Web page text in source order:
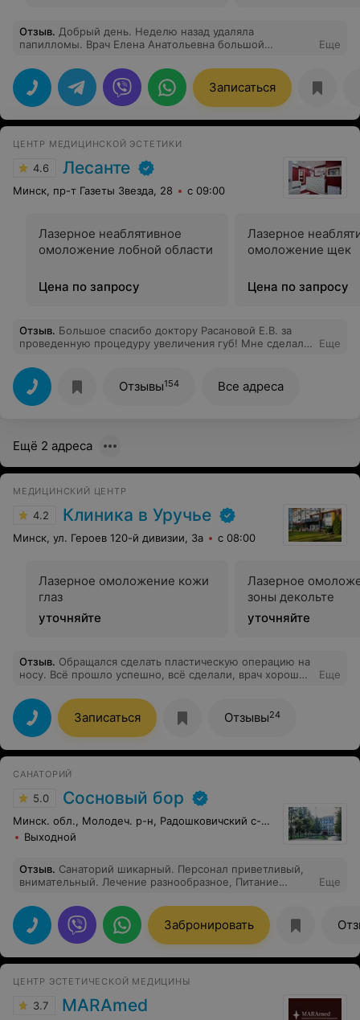
Отзыв. Добрый день. Неделю назад удаляла
папилломы. Врач Елена Анатольевна большой
уходу после удаления. Все замечательно
заживает.Очень милая и душевная женщина!!!!
Огромное Вам - спасибо. Удачи!!!!!
Еще
Записаться
ЦЕНТР МЕДИЦИНСКОЙ ЭСТЕТИКИ
4.6 Лесанте
Минск, пр-т Газеты Звезда, 28 с 09:00
Лазерное неаблятивное
омоложение лобной области
Цена по запросу
Лазерное
омоложение щек
Цена по запросу
Отзыв. Большое спасибо доктору Расановой Е.В. за
проведенную процедуру увеличения губ! Мне сделали
Я очень рада, что попала в ваши профессиональные
руки! Теперь только к Вам!
Еще
Отзывы154 Все адреса
Ещё 2 адреса
МЕДИЦИНСКИЙ ЦЕНТР
4.2 Клиника в Уручье
Минск, ул. Героев 120-й дивизии, 3а с 08:00
Лазерное омоложение кожи
глаз
уточняйте
Лазерное
зоны декольте
уточняйте
Отзыв. Обращался сделать пластическую операцию на
носу. Всё прошло успешно, всё сделали, врач хороший
доволен, и врач мне понравился. Хочу вам тоже его
посоветовать, замечательный врач.
Еще
Записаться Отзывы24
САНАТОРИЙ
5.0 Сосновый бор
Минск. обл., Молодеч. р-н, Радошковичский c-с, 1
Выходной
Отзыв. Санаторий шикарный. Персонал приветливый,
внимательный. Лечение разнообразное, Питание
шикарные. Культурная программа разнообразная и
тоже интересная, экскурсии, концерты, караоке и
многое другое. СПА- комплекс выше всяких похвал.
Еще
Забронировать
ЦЕНТР ЭСТЕТИЧЕСКОЙ МЕДИЦИНЫ
3.7 MARAmed